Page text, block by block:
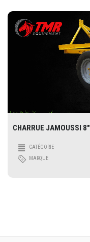
CHARRUE JAMOUSSI 8″
CATÉGORIE
MARQUE